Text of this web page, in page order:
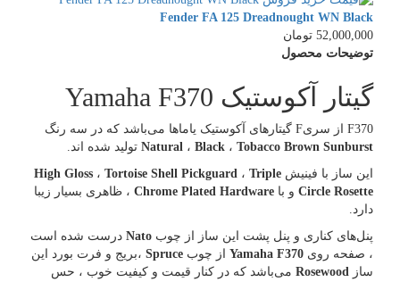
Fender FA 125 Dreadnought WN Black
52,000,000 تومان
توضیحات محصول
گیتار آکوستیک Yamaha F370
F370 از سریF گیتارهای آکوستیک یاماها می‌باشد که در سه رنگ
Natural ، Black ، Tobacco Brown Sunburst
تولید شده اند.
این ساز با فینیش
High Gloss ، Tortoise Shell Pickguard ، Triple
Circle Rosette و با Chrome Plated Hardware ، ظاهری بسیار زیبا
دارد.
پنل‌های کناری و پنل پشت این ساز از چوب Nato درست شده است
، صفحه روی Yamaha F370 از چوب Spruce ،بریج و فرت بورد این
ساز Rosewood می‌باشد که در کنار قیمت و کیفیت خوب ، حس